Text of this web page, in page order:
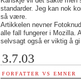
standarder. Jeg kan nok
så være.
Artikkelen nevner
alle fall fungerer i Mozilla.
selvsagt også er viktig å
3.7.03
FORFATTER VS EMNER